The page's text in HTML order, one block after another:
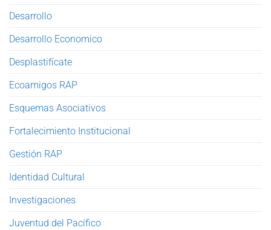
Desarrollo
Desarrollo Economico
Desplastifícate
Ecoamigos RAP
Esquemas Asociativos
Fortalecimiento Institucional
Gestión RAP
Identidad Cultural
Investigaciones
Juventud del Pacífico